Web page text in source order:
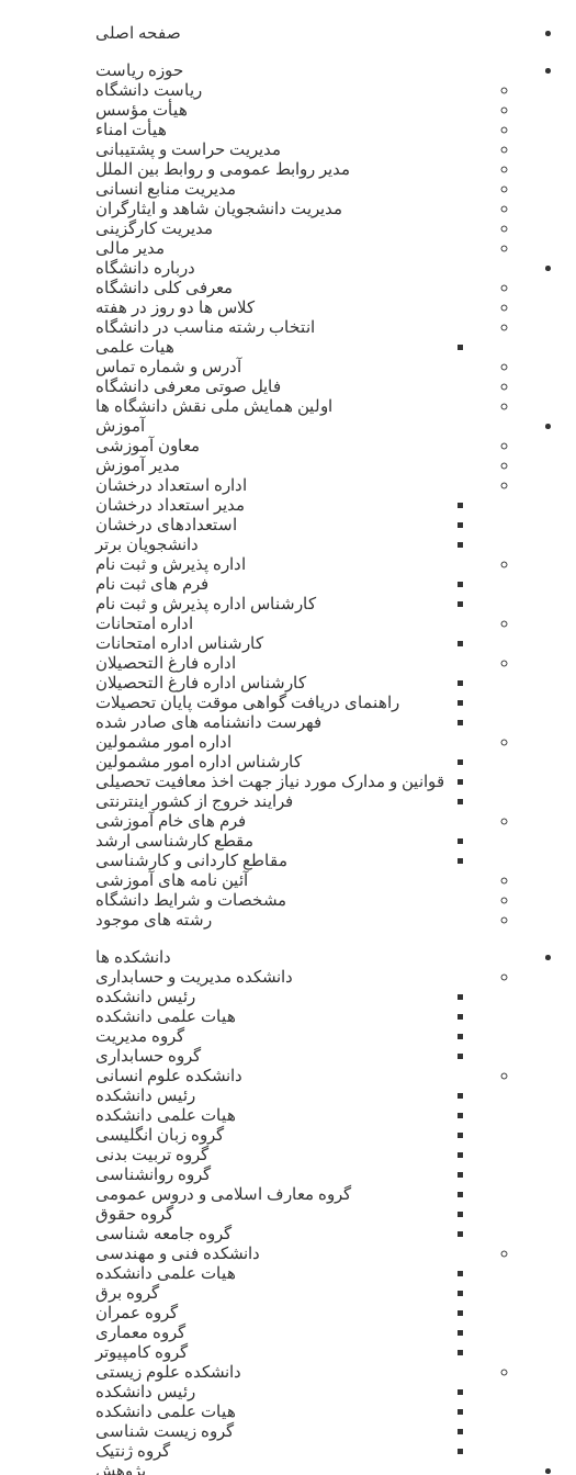
صفحه اصلی
حوزه ریاست
ریاست دانشگاه
هیأت مؤسس
هیأت امناء
مدیریت حراست و پشتیبانی
مدیر روابط عمومی و روابط بین الملل
مدیریت منابع انسانی
مدیریت دانشجویان شاهد و ایثارگران
مدیریت کارگزینی
مدیر مالی
درباره دانشگاه
معرفی کلی دانشگاه
کلاس ها دو روز در هفته
انتخاب رشته مناسب در دانشگاه
هیات علمی
آدرس و شماره تماس
فایل صوتی معرفی دانشگاه
اولین همایش ملی نقش دانشگاه ها
آموزش
معاون آموزشی
مدیر آموزش
اداره استعداد درخشان
مدیر استعداد درخشان
استعدادهای درخشان
دانشجویان برتر
اداره پذیرش و ثبت نام
فرم های ثبت نام
کارشناس اداره پذیرش و ثبت نام
اداره امتحانات
کارشناس اداره امتحانات
اداره فارغ التحصیلان
کارشناس اداره فارغ التحصیلان
راهنمای دریافت گواهی موقت پایان تحصیلات
فهرست دانشنامه های صادر شده
اداره امور مشمولین
کارشناس اداره امور مشمولین
قوانین و مدارک مورد نیاز جهت اخذ معافیت تحصیلی
فرایند خروج از کشور اینترنتی
فرم های خام آموزشی
مقطع کارشناسی ارشد
مقاطع کاردانی و کارشناسی
آئین نامه های آموزشی
مشخصات و شرایط دانشگاه
رشته های موجود
دانشکده ها
دانشکده مدیریت و حسابداری
رئیس دانشکده
هیات علمی دانشکده
گروه مدیریت
گروه حسابداری
دانشکده علوم انسانی
رئیس دانشکده
هیات علمی دانشکده
گروه زبان انگلیسی
گروه تربیت بدنی
گروه روانشناسی
گروه معارف اسلامی و دروس عمومی
گروه حقوق
گروه جامعه شناسی
دانشکده فنی و مهندسی
هیات علمی دانشکده
گروه برق
گروه عمران
گروه معماری
گروه کامپیوتر
دانشکده علوم زیستی
رئیس دانشکده
هیات علمی دانشکده
گروه زیست شناسی
گروه ژنتیک
پژوهش